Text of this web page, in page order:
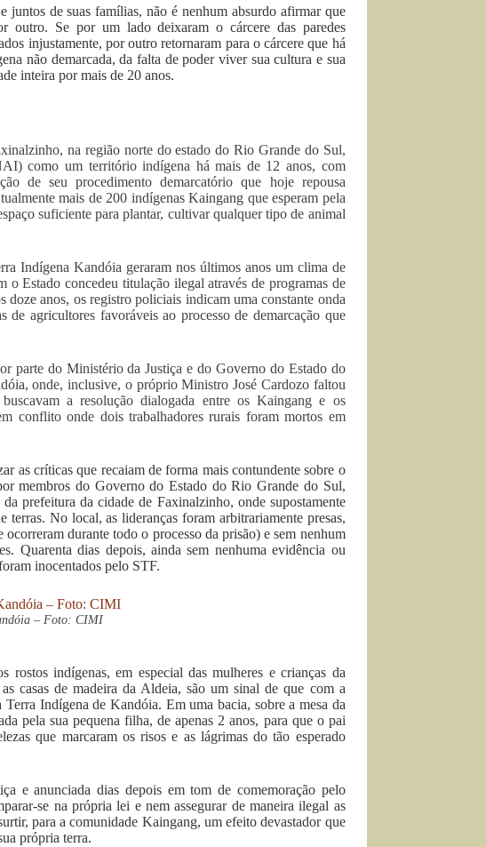
juntos de suas famílias, não é nenhum absurdo afirmar que
outro. Se por um lado deixaram o cárcere das paredes
injustamente, por outro retornaram para o cárcere que há
não demarcada, da falta de poder viver sua cultura e sua
inteira por mais de 20 anos.
na região norte do estado do Rio Grande do Sul,
como um território indígena há mais de 12 anos, com
de seu procedimento demarcatório que hoje repousa
mais de 200 indígenas Kaingang que esperam pela
suficiente para plantar, cultivar qualquer tipo de animal
Indígena Kandóia geraram nos últimos anos um clima de
Estado concedeu titulação ilegal através de programas de
anos, os registro policiais indicam uma constante onda
agricultores favoráveis ao processo de demarcação que
parte do Ministério da Justiça e do Governo do Estado do
onde, inclusive, o próprio Ministro José Cardozo faltou
a resolução dialogada entre os Kaingang e os
conflito onde dois trabalhadores rurais foram mortos em
as críticas que recaiam de forma mais contundente sobre o
membros do Governo do Estado do Rio Grande do Sul,
prefeitura da cidade de Faxinalzinho, onde supostamente
terras. No local, as lideranças foram arbitrariamente presas,
durante todo o processo da prisão) e sem nenhum
Quarenta dias depois, ainda sem nenhuma evidência ou
inocentados pelo STF.
– Foto: CIMI
indígenas, em especial das mulheres e crianças da
casas de madeira da Aldeia, são um sinal de que com a
Indígena de Kandóia. Em uma bacia, sobre a mesa da
pela sua pequena filha, de apenas 2 anos, para que o pai
que marcaram os risos e as lágrimas do tão esperado
e anunciada dias depois em tom de comemoração pelo
se na própria lei e nem assegurar de maneira ilegal as
para a comunidade Kaingang, um efeito devastador que
própria terra.